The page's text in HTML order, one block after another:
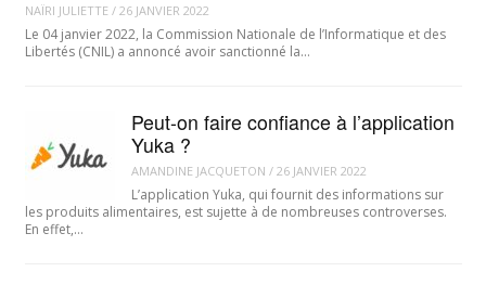
NAÏRI JULIETTE / 26 JANVIER 2022
Le 04 janvier 2022, la Commission Nationale de l’Informatique et des
Libertés (CNIL) a annoncé avoir sanctionné la…
Peut-on faire confiance à l’application
Yuka ?
AMANDINE JACQUETON / 26 JANVIER 2022
L’application Yuka, qui fournit des informations sur
les produits alimentaires, est sujette à de nombreuses controverses.
En effet,…